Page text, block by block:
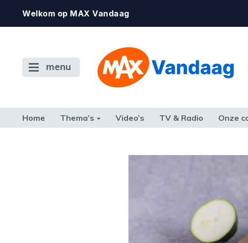
Welkom op MAX Vandaag
menu
Home Thema’s Video’s TV & Radio Onze